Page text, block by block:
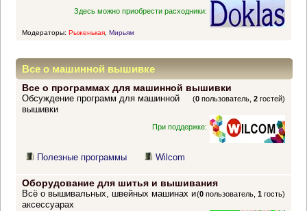
Здесь можно приобрести расходники:
Модераторы: Рыженькая, Мирьям
Все о машинной вышивке
Все о программах для машинной вышивки
(0 пользователь,2 гостей)
Обсуждение программ для машинной
вышивки
При поддержке:
Полезные программы Wilcom
Оборудование для шитья и вышивания
(0 пользователь,1 гость)
Всё о вышивальных, швейных машинах и
аксессуарах